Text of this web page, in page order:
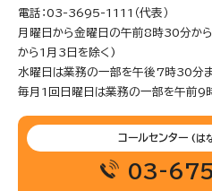
電話：03-3695-1111（代表）
月曜日から金曜日の午前8時30分か
から1月3日を除く)
水曜日は業務の一部を午後7時30分ま
毎月1回日曜日は業務の一部を午前9
コールセンター (は
03-